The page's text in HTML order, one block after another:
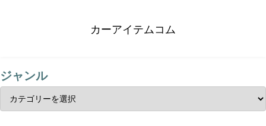
カーアイテムコム
ジャンル